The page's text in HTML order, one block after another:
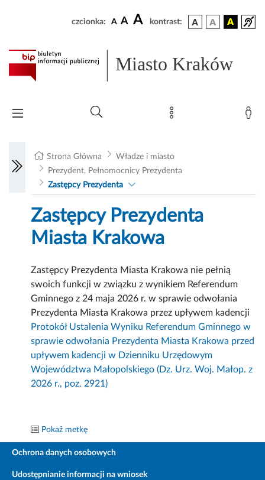
czcionka: A A A kontrast:
Miasto Kraków
Strona Główna
Władze i miasto
Prezydent, Pełnomocnicy Prezydenta
Zastępcy Prezydenta
Zastępcy Prezydenta
Miasta Krakowa
Zastępcy Prezydenta Miasta Krakowa nie pełnią
swoich funkcji w związku z wynikiem Referendum
Gminnego z 24 maja 2026 r. w sprawie odwołania
Prezydenta Miasta Krakowa przez upływem kadencji
Protokół Ustalenia Wyniku Referendum Gminnego w
sprawie odwołania Prezydenta Miasta Krakowa przed
upływem kadencji w Dzienniku Urzędowym
Województwa Małopolskiego (Dz. Urz. Woj. Małop. z
2026 r., poz. 2921)
Pokaż metkę
Ochrona danych osobowych
Udostępnianie informacji na wniosek